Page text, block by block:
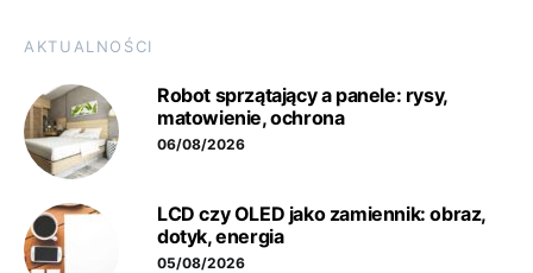
AKTUALNOŚCI
Robot sprzątający a panele: rysy,
matowienie, ochrona
06/08/2026
LCD czy OLED jako zamiennik: obraz,
dotyk, energia
05/08/2026